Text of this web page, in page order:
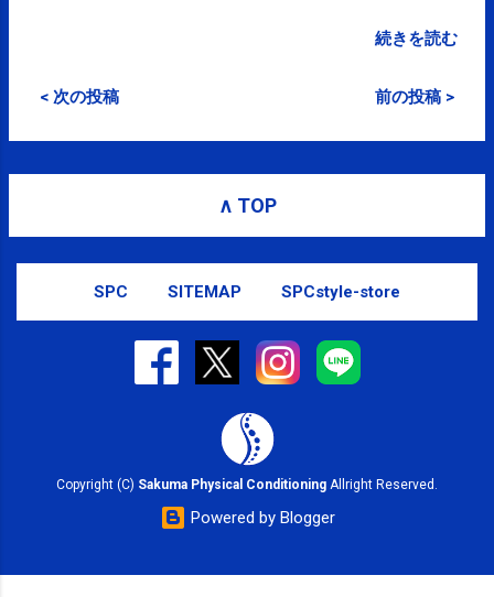
フェスト何ですか？？♪ 22:27 via TweetDeck スポー
チ就任＝女子バレー http://t.co/vzu1vQm 怖
JCASTニュース：「仕分けで凍結」だったのに 国
増税しないと復興財源がないと言っておきながら、
http://t.co/ZxC847M 19:27 via Facebook 【SPC-
NEWS更新】 #kotoku 9月スタート: 8月が終わりまし
た。猛暑、酷暑を乗り越え計画停電なく終わること
ができました。良かったです。今日からは9月。
Google MSN:初めての大規模“道路封鎖”に戸惑う運転
手も バイクも転倒 http://t.co/b5EsRPH 日中の明る
い時の訓練が多かったみたいだけど、夜で停電した
ら、という想定で訓練はしないのかな...主要駅はパ
続きを読む
< 次の投稿 前の投稿 >
∧ TOP
SPC SITEMAP SPCstyle-store
Copyright (C) Sakuma Physical Conditioning Allright Reserved.
Powered by Blogger